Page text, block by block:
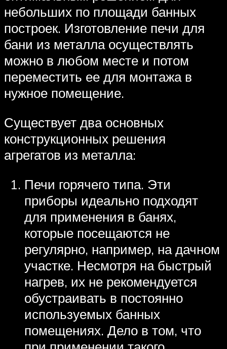
небольших по площади банных
построек. Изготовление печи для
бани из металла осуществлять
можно в любом месте и потом
переместить ее для монтажа в
нужное помещение.
Существует два основных
конструкционных решения
агрегатов из металла:
Печи горячего типа. Эти
приборы идеально подходят
для применения в банях,
которые посещаются не
регулярно, например, на дачном
участке. Несмотря на быстрый
нагрев, их не рекомендуется
обустраивать в постоянно
используемых банных
помещениях. Дело в том, что